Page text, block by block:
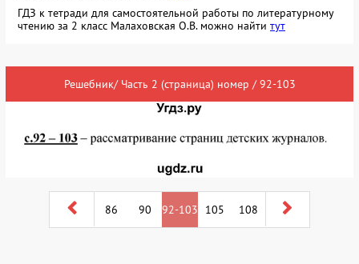
ГДЗ к тетради для самостоятельной работы по литературному
чтению за 2 класс Малаховская О.В. можно найти тут
Решебник/ Часть 2 (страница) номер / 92-103
86 90 92-103 105 108